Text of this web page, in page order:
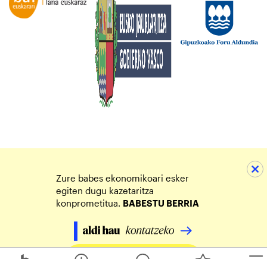
Zure babes ekonomikoari esker
egiten dugu kazetaritza
konprometitua. BABESTU BERRIA